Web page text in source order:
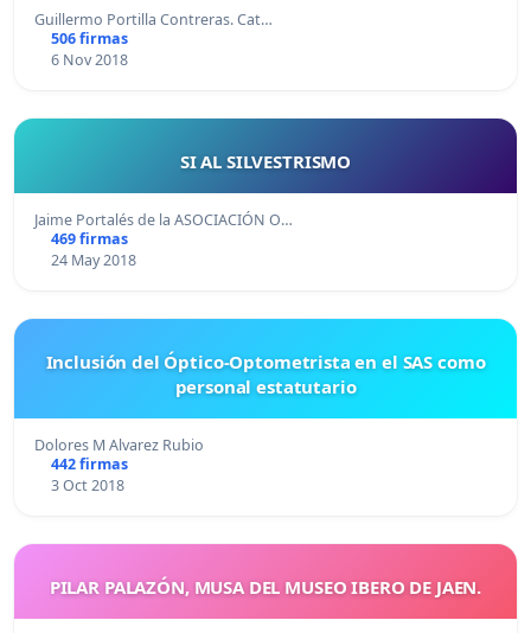
Guillermo Portilla Contreras. Cat…
506 firmas
6 Nov 2018
SI AL SILVESTRISMO
Jaime Portalés de la ASOCIACIÓN O…
469 firmas
24 May 2018
Inclusión del Óptico-Optometrista en el SAS como
personal estatutario
Dolores M Alvarez Rubio
442 firmas
3 Oct 2018
PILAR PALAZÓN, MUSA DEL MUSEO IBERO DE JAEN.